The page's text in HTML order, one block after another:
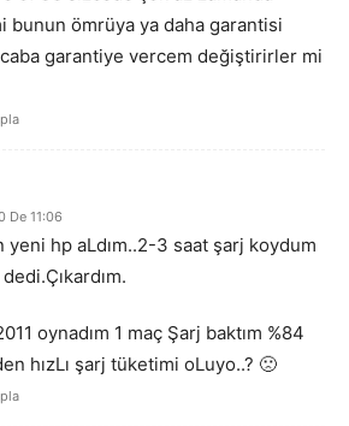
bunun ömrüya ya daha garantisi
garantiye vercem değiştirirler mi
De 11:06
yeni hp aLdım..2-3 saat şarj koydum
oynadım 1 maç Şarj baktım %84
hızLı şarj tüketimi oLuyo..? 🙁